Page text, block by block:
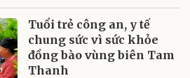
Tuổi trẻ công an, y tế
chung sức vì sức khỏe
đồng bào vùng biên Tam
Thanh